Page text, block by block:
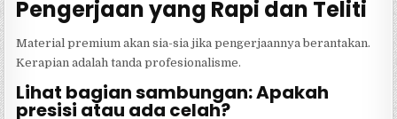
Pengerjaan yang Rapi dan Teliti
Material premium akan sia-sia jika pengerjaannya berantakan.
Kerapian adalah tanda profesionalisme.
Lihat bagian sambungan: Apakah
presisi atau ada celah?